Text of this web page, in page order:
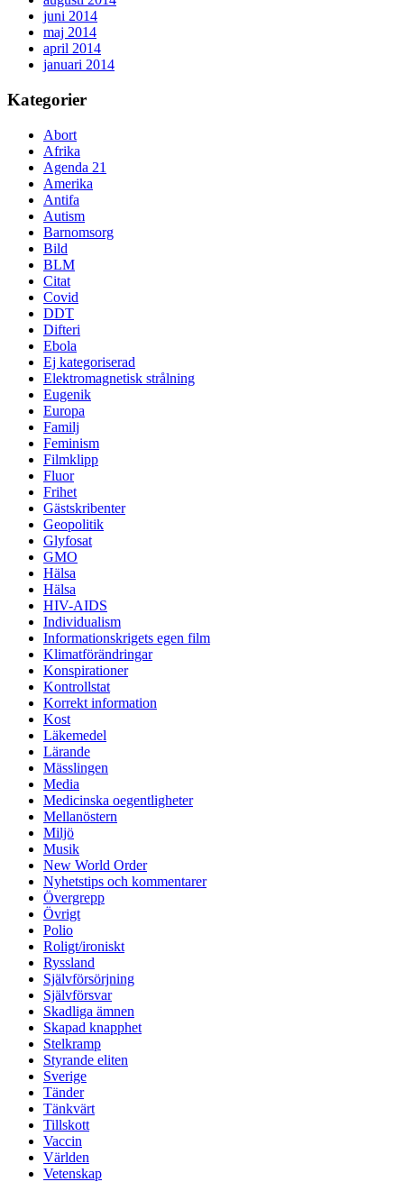
juni 2014
maj 2014
april 2014
januari 2014
Kategorier
Abort
Afrika
Agenda 21
Amerika
Antifa
Autism
Barnomsorg
Bild
BLM
Citat
Covid
DDT
Difteri
Ebola
Ej kategoriserad
Elektromagnetisk strålning
Eugenik
Europa
Familj
Feminism
Filmklipp
Fluor
Frihet
Gästskribenter
Geopolitik
Glyfosat
GMO
Hälsa
Hälsa
HIV-AIDS
Individualism
Informationskrigets egen film
Klimatförändringar
Konspirationer
Kontrollstat
Korrekt information
Kost
Läkemedel
Lärande
Mässlingen
Media
Medicinska oegentligheter
Mellanöstern
Miljö
Musik
New World Order
Nyhetstips och kommentarer
Övergrepp
Övrigt
Polio
Roligt/ironiskt
Ryssland
Självförsörjning
Självförsvar
Skadliga ämnen
Skapad knapphet
Stelkramp
Styrande eliten
Sverige
Tänder
Tänkvärt
Tillskott
Vaccin
Världen
Vetenskap